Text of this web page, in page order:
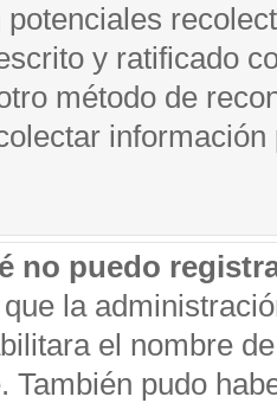
potenciales
y ratificado
método de
no puedo
la
el nombre
También pudo